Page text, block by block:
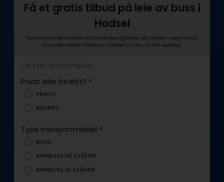
Få et gratis tilbud på leie av buss i
Hadsel
Send en kort beskrivelse av dine ønsker og behov, så hjelper vi deg med å
finne den beste tilbyderen i Hadsel til akkurat ditt oppdrag.
i
n
o
d
1/4: TYPE BUSSOPPDRAG
Privat eller bedrift? *
PRIVAT
BEDRIFT
Type transportmiddel *
BUSS
MINIBUSS M/ SJÅFØR
MINIBUSS U/ SJÅFØR